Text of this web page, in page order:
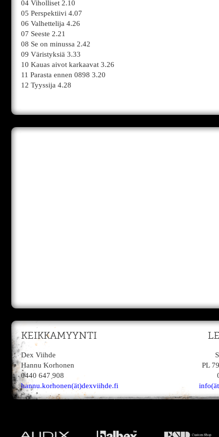
04 Viholliset 2.10
05 Perspektiivi 4.07
06 Valhettelija 4.26
07 Seeste 2.21
08 Se on minussa 2.42
09 Väristyksiä 3.33
10 Kauas aivot karkaavat 3.26
11 Parasta ennen 0898 3.20
12 Tyyssija 4.28
KEIKKAMYYNTI
Dex Viihde
Hannu Korhonen
0440 647 908
hannu.korhonen(ät)dexviihde.fi
PL